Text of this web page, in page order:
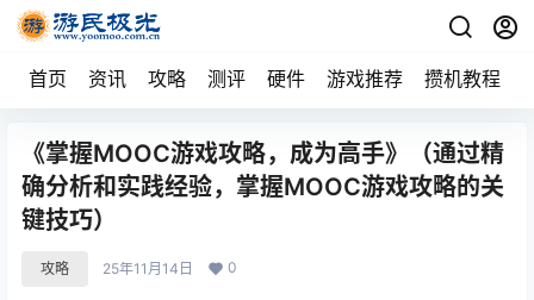
首页 资讯 攻略 测评 硬件 游戏推荐 攒机教程
《掌握MOOC游戏攻略，成为高手》（通过精
确分析和实践经验，掌握MOOC游戏攻略的关
键技巧）
攻略 25年11月14日 0